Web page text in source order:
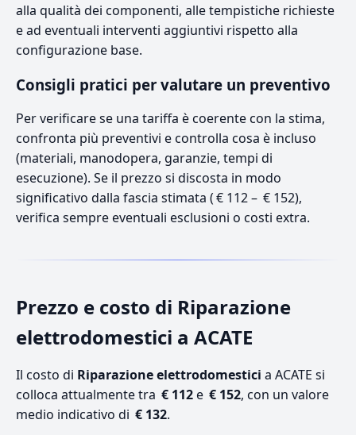
alla qualità dei componenti, alle tempistiche richieste
e ad eventuali interventi aggiuntivi rispetto alla
configurazione base.
Consigli pratici per valutare un preventivo
Per verificare se una tariffa è coerente con la stima,
confronta più preventivi e controlla cosa è incluso
(materiali, manodopera, garanzie, tempi di
esecuzione). Se il prezzo si discosta in modo
significativo dalla fascia stimata ( € 112 – € 152),
verifica sempre eventuali esclusioni o costi extra.
Prezzo e costo di Riparazione
elettrodomestici a ACATE
Il costo di Riparazione elettrodomestici a ACATE si
colloca attualmente tra € 112e € 152, con un valore
medio indicativo di € 132.